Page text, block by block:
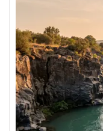
und tauchen Sie